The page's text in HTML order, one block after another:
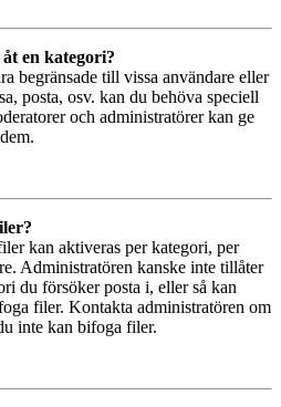
en kategori?
begränsade till vissa användare eller
posta, osv. kan du behöva speciell
och administratörer kan ge
kan aktiveras per kategori, per
Administratören kanske inte tillåter
du försöker posta i, eller så kan
filer. Kontakta administratören om
inte kan bifoga filer.